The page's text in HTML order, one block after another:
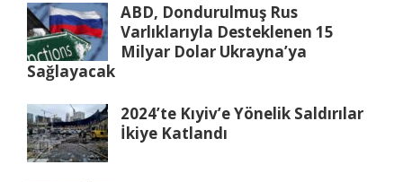
ABD, Dondurulmuş Rus
Varlıklarıyla Desteklenen 15
Milyar Dolar Ukrayna’ya
Sağlayacak
2024’te Kıyiv’e Yönelik Saldırılar
İkiye Katlandı